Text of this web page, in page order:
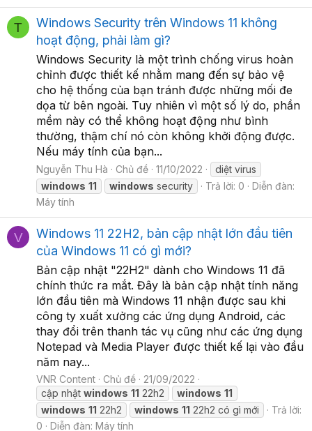
T
Windows Security trên Windows 11 không
hoạt động, phải làm gì?
Windows Security là một trình chống virus hoàn
chỉnh được thiết kế nhằm mang đến sự bảo vệ
cho hệ thống của bạn tránh được những mối đe
dọa từ bên ngoài. Tuy nhiên vì một số lý do, phần
mềm này có thể không hoạt động như bình
thường, thậm chí nó còn không khởi động được.
Nếu máy tính của bạn...
Nguyễn Thu Hà Chủ đề 11/10/2022
diệt virus
windows 11 windows security Trả lời: 0
Diễn đàn:
Máy tính
V
Windows 11 22H2, bản cập nhật lớn đầu tiên
của Windows 11 có gì mới?
Bản cập nhật "22H2" dành cho Windows 11 đã
chính thức ra mắt. Đây là bản cập nhật tính năng
lớn đầu tiên mà Windows 11 nhận được sau khi
công ty xuất xưởng các ứng dụng Android, các
thay đổi trên thanh tác vụ cũng như các ứng dụng
Notepad và Media Player được thiết kế lại vào đầu
năm nay...
VNR Content Chủ đề
21/09/2022
cập nhật windows 11 22h2 windows 11
windows 11 22h2 windows 11 22h2 có gì mới
Trả lời:
0
Diễn đàn: Máy tính